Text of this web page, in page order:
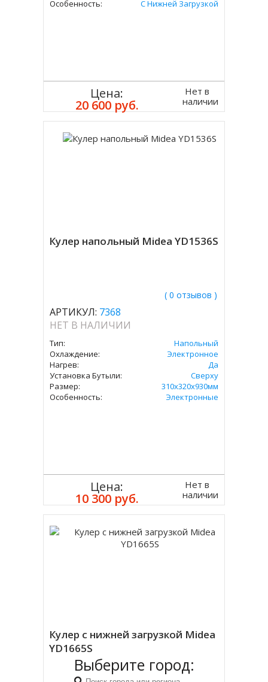
Особенность: С Нижней Загрузкой
Цена:
20 600 руб.
Нет в
наличии
Кулер напольный Midea YD1536S
( 0 отзывов )
АРТИКУЛ: 7368
НЕТ В НАЛИЧИИ
Тип:
Напольный
Охлаждение:
Электронное
Нагрев:
Да
Установка Бутыли:
Сверху
Размер:
310х320х930мм
Особенность:
Электронные
Цена:
10 300 руб.
Нет в
наличии
Кулер с нижней загрузкой Midea
YD1665S
Выберите город: